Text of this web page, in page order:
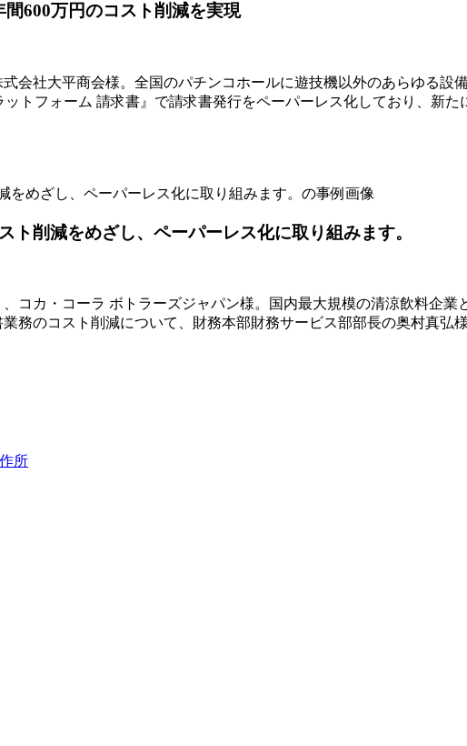
600万円のコスト削減を実現
会社大平商会様。全国のパチンコホールに遊技機以外のあらゆる設
トフォーム 請求書』で請求書発行をペーパーレス化しており、新
ト削減をめざし、ペーパーレス化に取り組みます。
コカ・コーラ ボトラーズジャパン様。国内最大規模の清涼飲料企
務のコスト削減について、財務本部財務サービス部部長の奥村真弘
所